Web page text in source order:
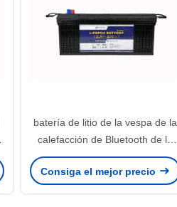
batería de litio de la vespa de la
calefacción de Bluetooth de la
batería de litio del
almacenamiento de energía de
Consiga el mejor precio